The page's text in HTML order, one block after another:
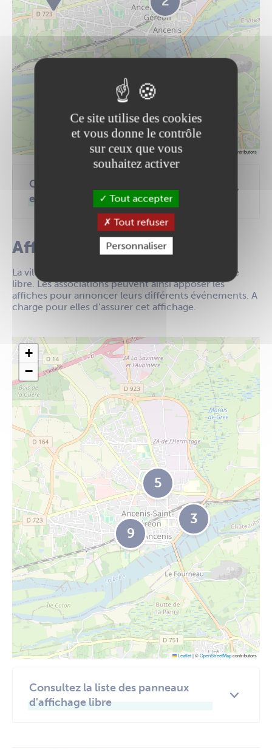
Leaflet contributors
Consultez la liste des
emplacements des banderoles
Affichage libre
La ville met à disposition des panneaux d’affichage
libre. Les associations peuvent ainsi apposer les
affiches pour annoncer leurs différents événements. A
charge pour elles d’assurer cet affichage.
29
3
5
9
+
−
Leaflet|©OpenStreetMapcontributors
Consultez la liste des panneaux
d'affichage libre
Ce site utilise des cookies
et vous donne le contrôle
sur ceux que vous
souhaitez activer
Tout accepter
Tout refuser
Personnaliser